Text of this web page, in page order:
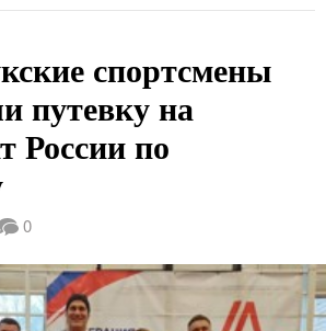
спортсмены
путевку на
России по
0